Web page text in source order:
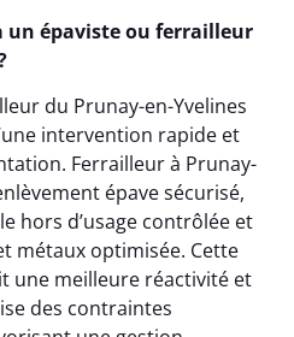
un épaviste ou ferrailleur
du Prunay-en-Yvelines
intervention rapide et
Ferrailleur à Prunay-
épave sécurisé,
hors d’usage contrôlée et
métaux optimisée. Cette
une meilleure réactivité et
des contraintes